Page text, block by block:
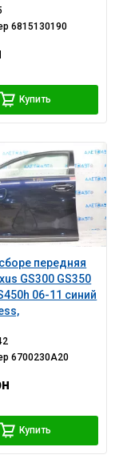
6815130190
Купить
передняя
GS300 GS350
06-11 синий
6700230A20
Купить